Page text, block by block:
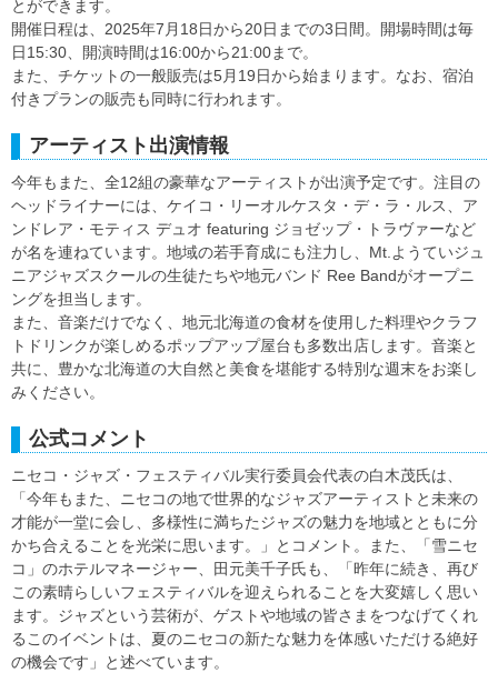
とができます。
開催日程は、2025年7月18日から20日までの3日間。開場時間は毎
日15:30、開演時間は16:00から21:00まで。
また、チケットの一般販売は5月19日から始まります。なお、宿泊
付きプランの販売も同時に行われます。
アーティスト出演情報
今年もまた、全12組の豪華なアーティストが出演予定です。注目の
ヘッドライナーには、ケイコ・リーオルケスタ・デ・ラ・ルス、ア
ンドレア・モティス デュオ featuring ジョゼップ・トラヴァーなど
が名を連ねています。地域の若手育成にも注力し、Mt.ようていジュ
ニアジャズスクールの生徒たちや地元バンド Ree Bandがオープニ
ングを担当します。
また、音楽だけでなく、地元北海道の食材を使用した料理やクラフ
トドリンクが楽しめるポップアップ屋台も多数出店します。音楽と
共に、豊かな北海道の大自然と美食を堪能する特別な週末をお楽し
みください。
公式コメント
ニセコ・ジャズ・フェスティバル実行委員会代表の白木茂氏は、
「今年もまた、ニセコの地で世界的なジャズアーティストと未来の
才能が一堂に会し、多様性に満ちたジャズの魅力を地域とともに分
かち合えることを光栄に思います。」とコメント。また、「雪ニセ
コ」のホテルマネージャー、田元美千子氏も、「昨年に続き、再び
この素晴らしいフェスティバルを迎えられることを大変嬉しく思い
ます。ジャズという芸術が、ゲストや地域の皆さまをつなげてくれ
るこのイベントは、夏のニセコの新たな魅力を体感いただける絶好
の機会です」と述べています。